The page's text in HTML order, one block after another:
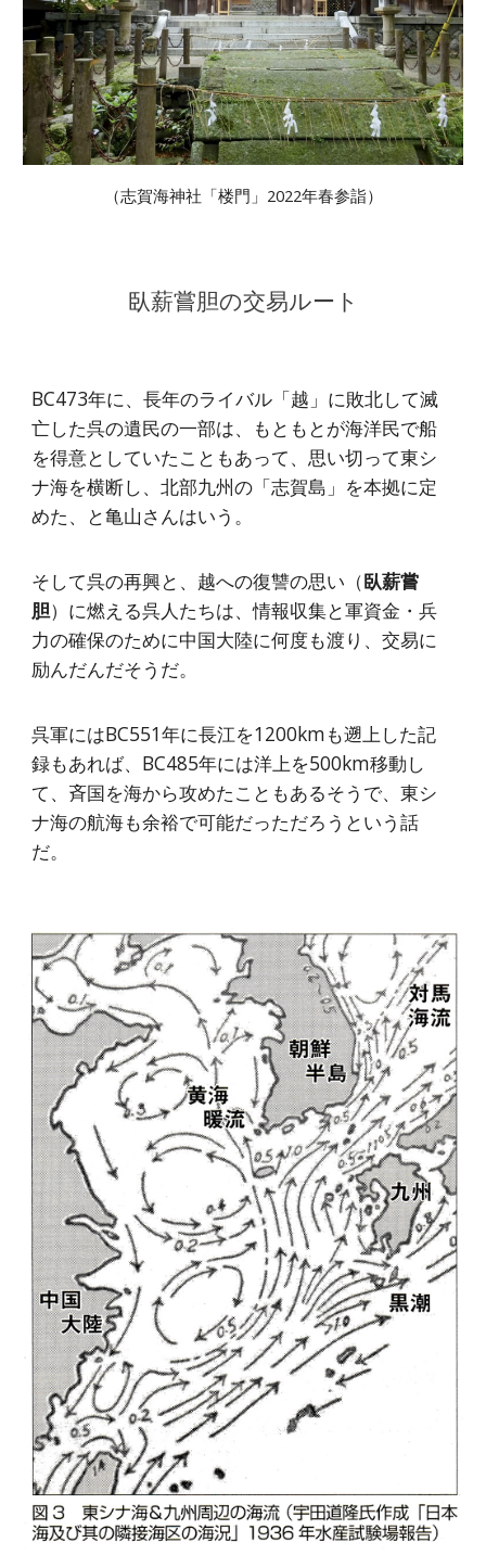
（志賀海神社「楼門」2022年春参詣）
臥薪嘗胆の交易ルート
BC473年に、長年のライバル「越」に敗北して滅
亡した呉の遺民の一部は、もともとが海洋民で船
を得意としていたこともあって、思い切って東シ
ナ海を横断し、北部九州の「志賀島」を本拠に定
めた、と亀山さんはいう。
そして呉の再興と、越への復讐の思い（臥薪嘗
胆）に燃える呉人たちは、情報収集と軍資金・兵
力の確保のために中国大陸に何度も渡り、交易に
励んだんだそうだ。
呉軍にはBC551年に長江を1200kmも遡上した記
録もあれば、BC485年には洋上を500km移動し
て、斉国を海から攻めたこともあるそうで、東シ
ナ海の航海も余裕で可能だっただろうという話
だ。